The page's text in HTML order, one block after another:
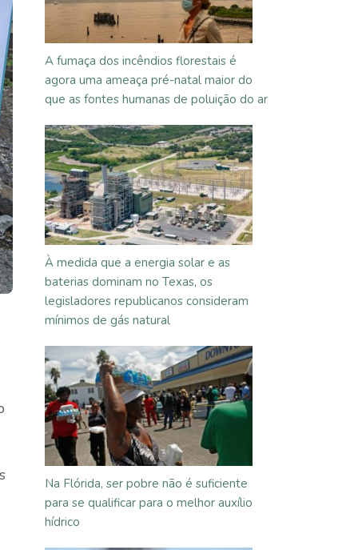
A fumaça dos incêndios florestais é
agora uma ameaça pré-natal maior do
que as fontes humanas de poluição do ar
À medida que a energia solar e as
baterias dominam no Texas, os
legisladores republicanos consideram
mínimos de gás natural
Na Flórida, ser pobre não é suficiente
para se qualificar para o melhor auxílio
hídrico